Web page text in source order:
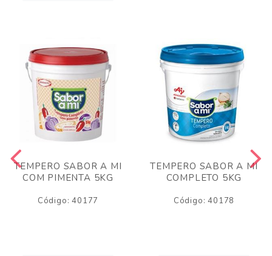
TEMPERO SABOR A MI
COM PIMENTA 5KG
Código: 40177
TEMPERO SABOR A MI
COMPLETO 5KG
Código: 40178